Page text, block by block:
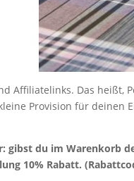
Affiliatelinks. Das heißt,
Provision für deinen
gibst du im Warenkorb
10% Rabatt.